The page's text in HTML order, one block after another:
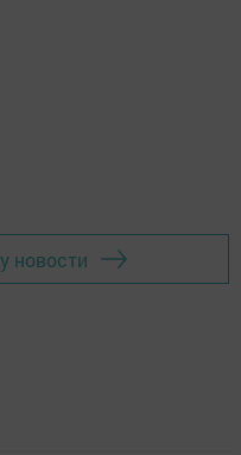
новости